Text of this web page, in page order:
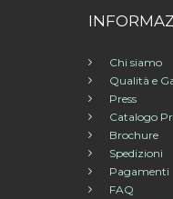
Chi siamo
Qualità e
Press
Catalogo
Brochure
Spedizioni
Pagamenti
FAQ